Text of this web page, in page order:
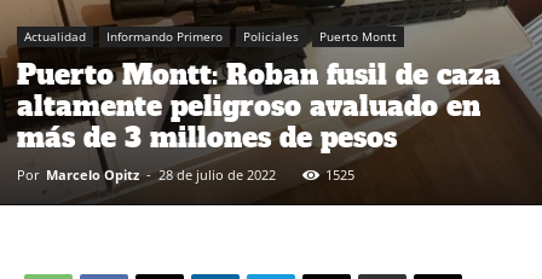
Actualidad Informando Primero Policiales Puerto Montt
Puerto Montt: Roban fusil de caza
altamente peligroso avaluado en
más de 3 millones de pesos
Por Marcelo Opitz - 28 de julio de 2022 1525